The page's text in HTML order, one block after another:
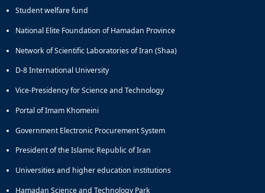
Deputy
for
Studies
Student welfare fund
National Elite Foundation of Hamadan Province
Network of Scientific Laboratories of Iran (Shaa)
D-8 International University
Vice-Presidency for Science and Technology
Portal of Imam Khomeini
Government Electronic Procurement System
President of the Islamic Republic of Iran
Universities and higher education institutions
Hamadan Science and Technology Park